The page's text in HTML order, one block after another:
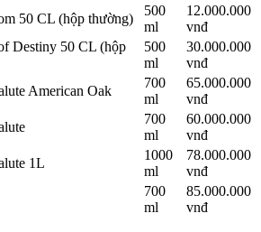
50 CL (hộp thường)
500
ml
12.000.000
vnđ
Destiny 50 CL (hộp
500
ml
30.000.000
vnđ
American Oak
700
ml
65.000.000
vnđ
700
ml
60.000.000
vnđ
1L
1000
ml
78.000.000
vnđ
700
ml
85.000.000
vnđ